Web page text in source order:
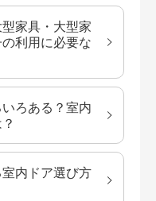
家具・大型家
利用に必要な
ろある？室内
内ドア選び方